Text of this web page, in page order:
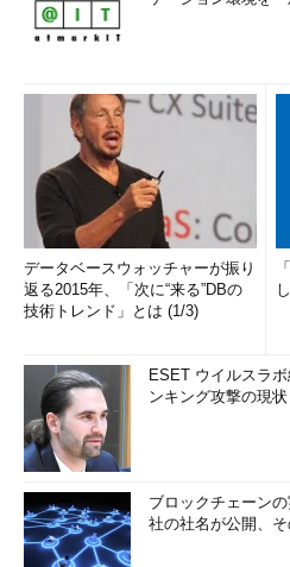
データベースウォッチャーが振り
返る2015年、「次に“来る”DBの
技術トレンド」とは (1/3)
ESET ウイルスラ
ンキング攻撃の現
ブロックチェーン
社の社名が公開、